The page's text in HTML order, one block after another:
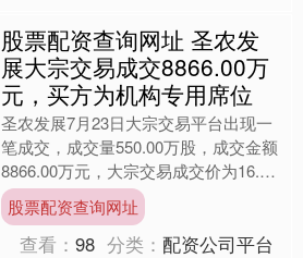
股票配资查询网址 圣农发
展大宗交易成交8866.00万
元，买方为机构专用席位
圣农发展7月23日大宗交易平台出现一
笔成交，成交量550.00万股，成交金额
8866.00万元，大宗交易成交价为16.12
元，相对今日收盘价折价1.53%。该
笔....
股票配资查询网址
查看：98 分类：配资公司平台